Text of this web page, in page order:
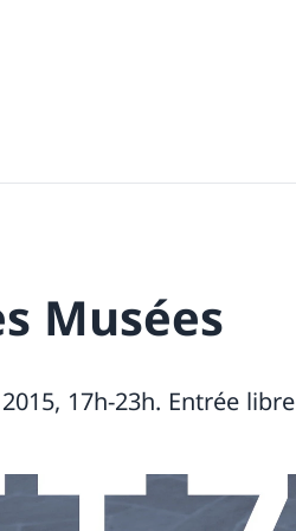
Musées
17h-23h. Entrée libre